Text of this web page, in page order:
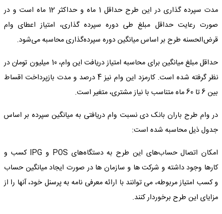
مدت سپرده گذاری در این طرح حداقل 1 ماه و حداکثر 12 ماه است و در
صورت رعایت حداقل مبلغ طی دوره سپرده گذاری، امتیاز اعطای وام
قرض‌الحسنه طرح بر اساس میانگین دوره سپرده‌گذاری محاسبه می‌شود.
حداقل مبلغ میانگین برای محاسبه امتیاز دریافت این وام، 10 میلیون تومان در
نظر گرفته شده است. کارمزد این وام نیز 4 درصد و مدت بازپرداخت اقساط
بین 6 تا 60 ماه متناسب با نیاز مشتری، متغیر است.
در وام طرح باران بانک دی نسبت وام دریافتی به میانگین سپرده بر اساس
جدول ذیل محاسبه شده است:
امکان اتصال حساب‌های این طرح به دستگاه‌های POS و IPG کسب و
کارها وجود داشته و شرکت ها و سازمان ها در صورت ایجاد میانگین حساب
و کسب امتیاز مربوطه، می توانند با ارائه معرفی نامه به پرسنل خود، آنها را از
مزایای این طرح برخوردار کنند.